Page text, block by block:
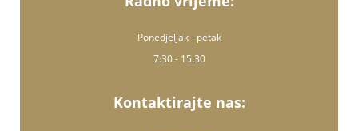
Ponedjeljak - petak
7:30 - 15:30
Kontaktirajte nas: